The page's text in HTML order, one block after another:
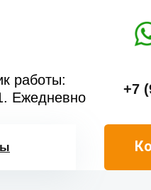
работы:
Ежедневно
+7